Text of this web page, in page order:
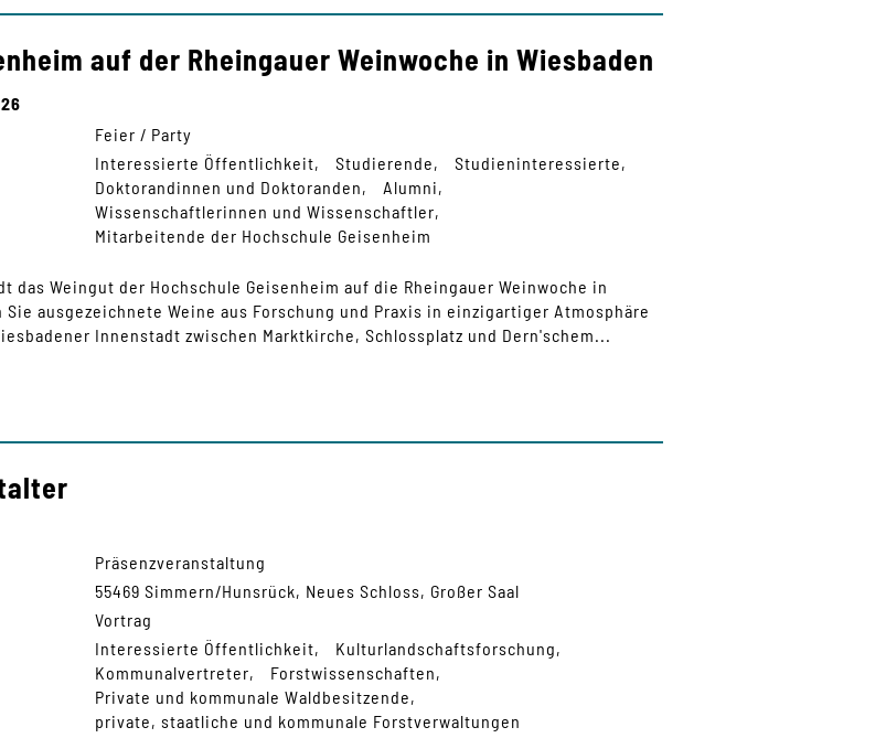
auf der Rheingauer Weinwoche in Wiesbaden
Feier / Party
Interessierte Öffentlichkeit Studierende
Studieninteressierte
Doktorandinnen und Doktoranden
Alumni
Wissenschaftlerinnen und Wissenschaftler
Mitarbeitende der Hochschule Geisenheim
das Weingut der Hochschule Geisenheim auf die Rheingauer Weinwoche in
Sie ausgezeichnete Weine aus Forschung und Praxis in einzigartiger Atmosphäre
Innenstadt zwischen Marktkirche, Schlossplatz und Dern'schem...
Präsenzveranstaltung
55469 Simmern/Hunsrück, Neues Schloss, Großer Saal
Vortrag
Interessierte Öffentlichkeit
Kulturlandschaftsforschung
Kommunalvertreter
Forstwissenschaften
Private und kommunale Waldbesitzende
private, staatliche und kommunale Forstverwaltungen